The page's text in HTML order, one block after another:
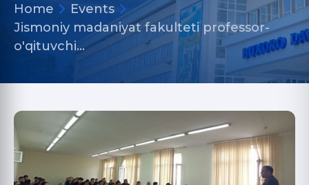
Home
Events
Jismoniy madaniyat fakulteti professor-
o'qituvchi…